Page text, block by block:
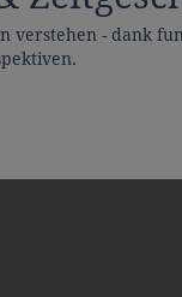
verstehen - dank